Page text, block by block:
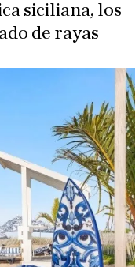
siciliana, los
de rayas